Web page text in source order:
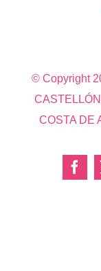
© Copyright
COSTA DE